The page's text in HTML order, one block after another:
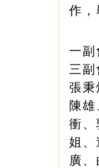
作，
一
三副
張秉
陳
衝、
姐、
廣、